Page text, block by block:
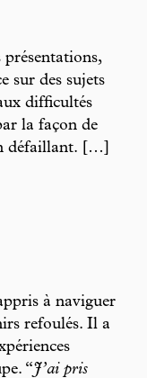
sur des sujets
difficultés
la façon de
défaillant. […]
à naviguer
refoulés. Il a
“J’ai pris